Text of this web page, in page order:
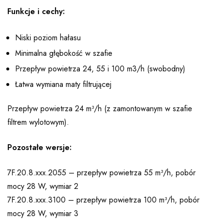
Funkcje i cechy:
Niski poziom hałasu
Minimalna głębokość w szafie
Przepływ powietrza 24, 55 i 100 m3/h (swobodny)
Łatwa wymiana maty filtrującej
Przepływ powietrza 24 m³/h (z zamontowanym w szafie
filtrem wylotowym).
Pozostałe wersje:
7F.20.8.xxx.2055 – przepływ powietrza 55 m³/h, pobór
mocy 28 W, wymiar 2
7F.20.8.xxx.3100 – przepływ powietrza 100 m³/h, pobór
mocy 28 W, wymiar 3